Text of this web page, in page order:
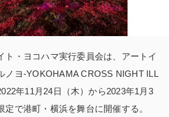
ト・ヨコハマ実行委員会は、アートイ
ノヨ-YOKOHAMA CROSS NIGHT ILL
年11月24日（木）から2023年1月3
定で港町・横浜を舞台に開催する。